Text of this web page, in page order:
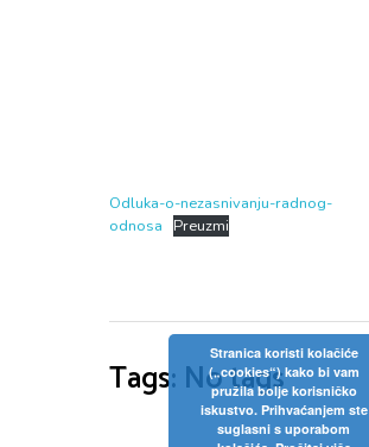
Odluka-o-nezasnivanju-radnog-
odnosa
Preuzmi
Tags: No tags
Stranica koristi kolačiće
(„cookies“) kako bi vam
pružila bolje korisničko
iskustvo. Prihvaćanjem ste
suglasni s uporabom